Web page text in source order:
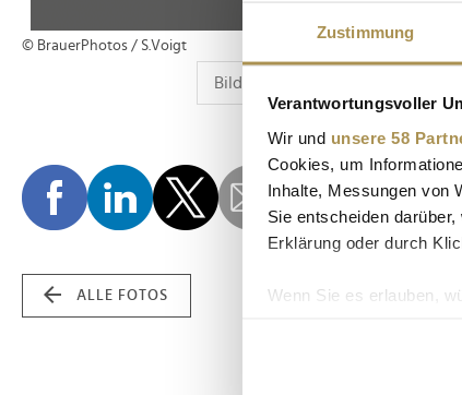
Zustimmung
Verantwortungsvoller
Wir und unsere 58
Cookies, um
Inhalte, Messungen von
Sie entscheiden
Erklärung oder durch
Wenn Sie es erlauben,
Erfahren Sie mehr
© BrauerPhotos / S.Voigt
ALLE FOTOS